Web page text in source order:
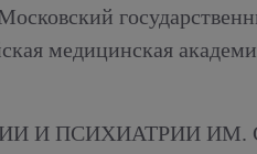
медицинская
И ПСИХИАТРИИ ИМ.